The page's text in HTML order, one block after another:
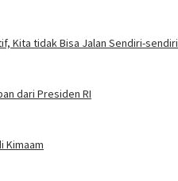
Kita tidak Bisa Jalan Sendiri-sendiri
dari Presiden RI
Kimaam